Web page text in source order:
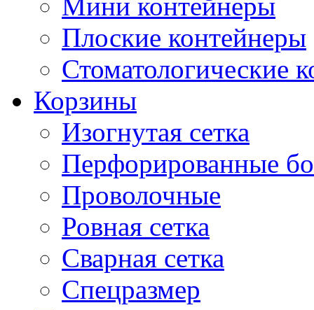
Плоские контейнеры
Стоматологические
Корзины
Изогнутая сетка
Перфорированные
Проволочные
Ровная сетка
Сварная сетка
Спецразмер